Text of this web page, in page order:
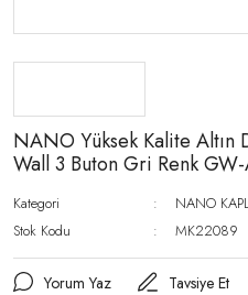
NANO Yüksek Kalite Altın
Wall 3 Buton Gri Renk GW-
Kategori
NANO
Stok Kodu
MK22089
Yorum Yaz Tavsiye Et